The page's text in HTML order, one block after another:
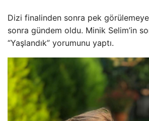
Dizi finalinden sonra pek
sonra gündem oldu. Minik Selim’in
“Yaşlandık” yorumunu yaptı.